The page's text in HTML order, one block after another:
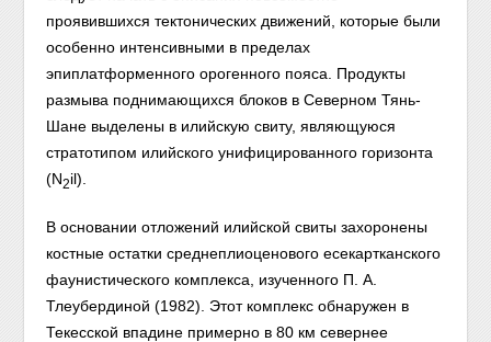
проявившихся тектонических движений, которые были
особенно интенсивными в пределах
эпиплатформенного орогенного пояса. Продукты
размыва поднимающихся блоков в Северном Тянь-
Шане выделены в илийскую свиту, являющуюся
стратотипом илийского унифицированного горизонта
(N2il).
В основании отложений илийской свиты захоронены
костные остатки среднеплиоценового есекартканского
фаунистического комплекса, изученного П. А.
Тлеубердиной (1982). Этот комплекс обнаружен в
Текесской впадине примерно в 80 км севернее